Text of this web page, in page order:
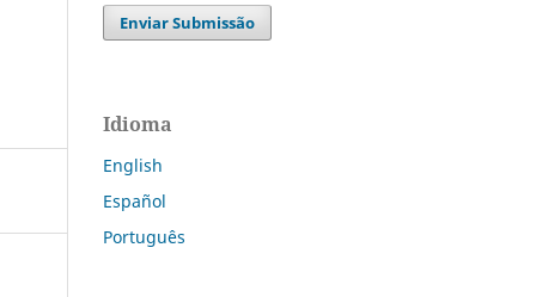
Enviar Submissão
Idioma
English
Español
Português